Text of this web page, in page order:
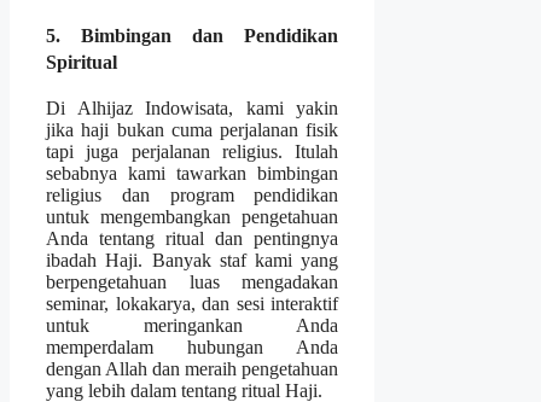
5. Bimbingan dan Pendidikan
Spiritual
Di Alhijaz Indowisata, kami yakin
jika haji bukan cuma perjalanan fisik
tapi juga perjalanan religius. Itulah
sebabnya kami tawarkan bimbingan
religius dan program pendidikan
untuk mengembangkan pengetahuan
Anda tentang ritual dan pentingnya
ibadah Haji. Banyak staf kami yang
berpengetahuan luas mengadakan
seminar, lokakarya, dan sesi interaktif
untuk meringankan Anda
memperdalam hubungan Anda
dengan Allah dan meraih pengetahuan
yang lebih dalam tentang ritual Haji.